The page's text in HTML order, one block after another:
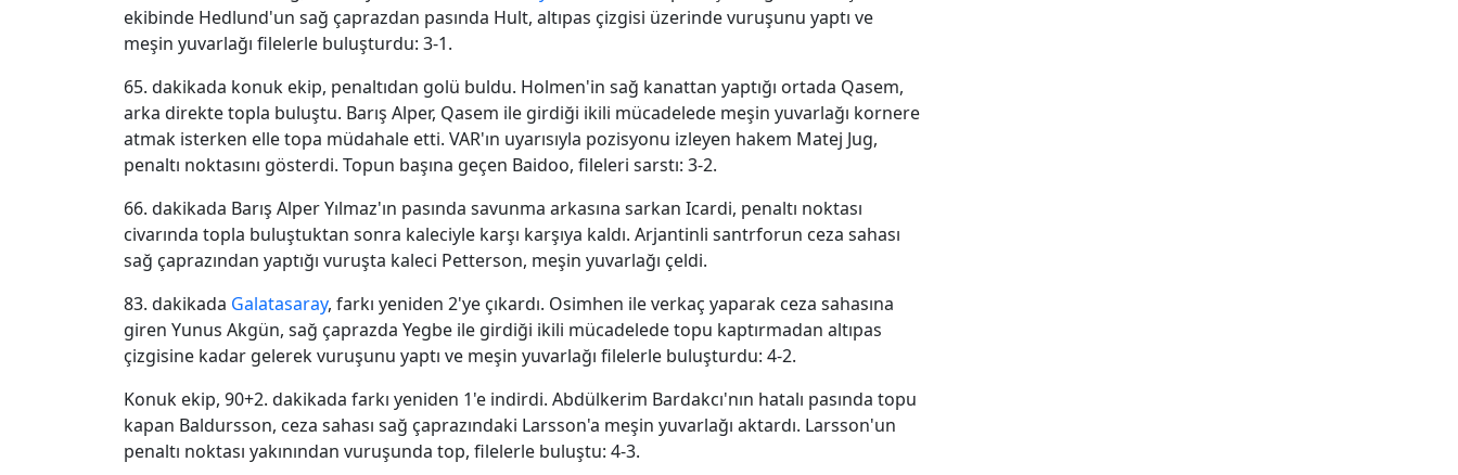
ekibinde Hedlund'un sağ çaprazdan pasında Hult, altıpas çizgisi üzerinde vuruşunu yaptı ve
meşin yuvarlağı filelerle buluşturdu: 3-1.
65. dakikada konuk ekip, penaltıdan golü buldu. Holmen'in sağ kanattan yaptığı ortada Qasem,
arka direkte topla buluştu. Barış Alper, Qasem ile girdiği ikili mücadelede meşin yuvarlağı kornere
atmak isterken elle topa müdahale etti. VAR'ın uyarısıyla pozisyonu izleyen hakem Matej Jug,
penaltı noktasını gösterdi. Topun başına geçen Baidoo, fileleri sarstı: 3-2.
66. dakikada Barış Alper Yılmaz'ın pasında savunma arkasına sarkan Icardi, penaltı noktası
civarında topla buluştuktan sonra kaleciyle karşı karşıya kaldı. Arjantinli santrforun ceza sahası
sağ çaprazından yaptığı vuruşta kaleci Petterson, meşin yuvarlağı çeldi.
83. dakikada Galatasaray, farkı yeniden 2'ye çıkardı. Osimhen ile verkaç yaparak ceza sahasına
giren Yunus Akgün, sağ çaprazda Yegbe ile girdiği ikili mücadelede topu kaptırmadan altıpas
çizgisine kadar gelerek vuruşunu yaptı ve meşin yuvarlağı filelerle buluşturdu: 4-2.
Konuk ekip, 90+2. dakikada farkı yeniden 1'e indirdi. Abdülkerim Bardakcı'nın hatalı pasında topu
kapan Baldursson, ceza sahası sağ çaprazındaki Larsson'a meşin yuvarlağı aktardı. Larsson'un
penaltı noktası yakınından vuruşunda top, filelerle buluştu: 4-3.